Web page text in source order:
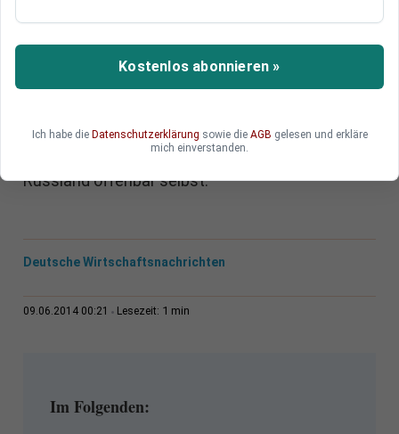
Geld von US-Konten ab
Im März haben russische Kontoinhaber mehr als
möglich aus den USA geholt. Der Westen
Russland offenbar selbst.
Deutsche Wirtschaftsnachrichten
09.06.2014 00:21 Lesezeit: 1 min
Im Folgenden:
Kostenlos abonnieren »
Ich habe die Datenschutzerklärung sowie die AGB gelesen und erkläre
mich einverstanden.